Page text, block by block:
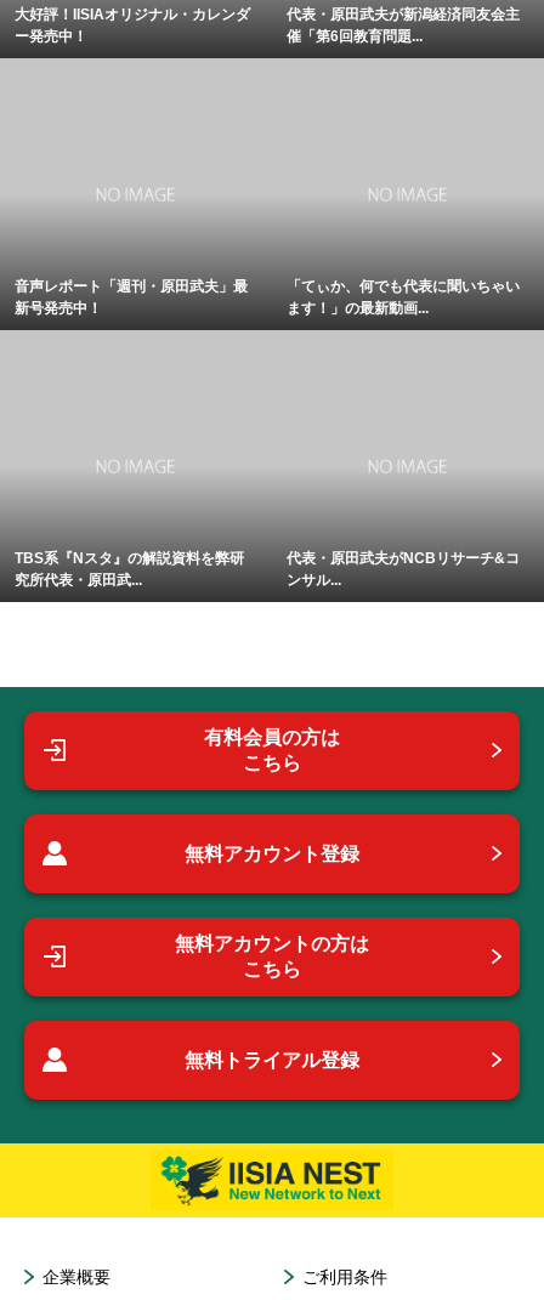
大好評！IISIAオリジナル・カレンダ
ー発売中！
代表・原田武夫が新潟経済同友会主
催「第6回教育問題...
音声レポート「週刊・原田武夫」最
新号発売中！
「てぃか、何でも代表に聞いちゃい
ます！」の最新動画...
TBS系『Nスタ』の解説資料を弊研
究所代表・原田武...
代表・原田武夫がNCBリサーチ&コ
ンサル...
有料会員の方は
こちら
無料アカウント登録
無料アカウントの方は
こちら
無料トライアル登録
企業概要 ご利用条件